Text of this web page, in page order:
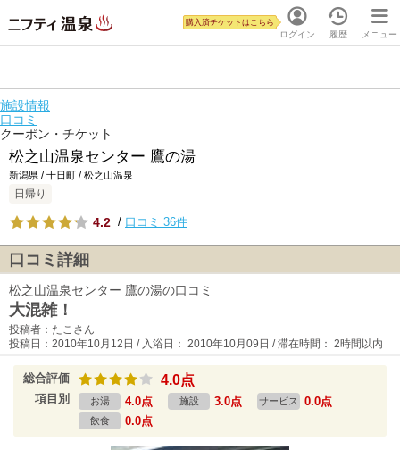
ログイン
購入済チケットはこちら
履歴 メニュー
施設情報
口コミ
クーポン・チケット
松之山温泉センター 鷹の湯
新潟県 / 十日町 / 松之山温泉
日帰り
4.2 / 口コミ 36件
口コミ詳細
松之山温泉センター 鷹の湯の口コミ
大混雑！
投稿者：たこさん
投稿日：2010年10月12日 / 入浴日： 2010年10月09日 / 滞在時間： 2時間以内
総合評価 4.0点
項目別 お湯 4.0点 施設 3.0点 サービス 0.0点
飲食 0.0点